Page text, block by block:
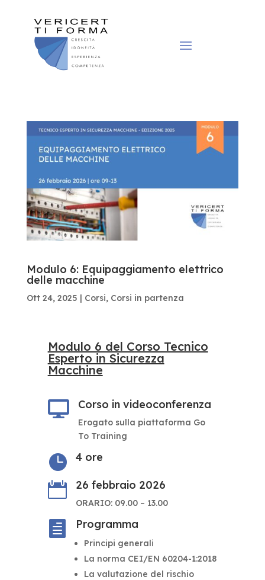
Modulo 6: Equipaggiamento elettrico
delle macchine
Ott 24, 2025 | Corsi, Corsi in partenza
Modulo 6 del Corso Tecnico
Esperto in Sicurezza
Macchine
 Corso in videoconferenza
Erogato sulla piattaforma Go
To Training
 4 ore
 26 febbraio 2026
ORARIO: 09.00 – 13.00
 Programma
Principi generali
La norma CEI/EN 60204-1:2018
La valutazione del rischio